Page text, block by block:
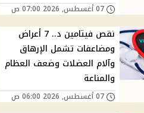
07 أغسطس, 2026 07:00 ص
نقص فيتامين د.. 7 أعراض
ومضاعفات تشمل الإرهاق
وآلام العضلات وضعف العظام
والمناعة
07 أغسطس, 2026 06:00 ص